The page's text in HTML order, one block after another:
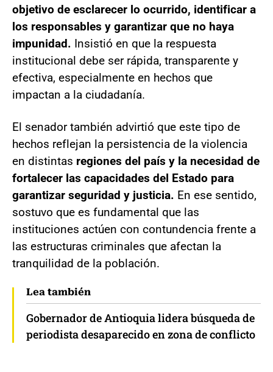
objetivo de esclarecer lo ocurrido, identificar a
los responsables y garantizar que no haya
impunidad. Insistió en que la respuesta
institucional debe ser rápida, transparente y
efectiva, especialmente en hechos que
impactan a la ciudadanía.
El senador también advirtió que este tipo de
hechos reflejan la persistencia de la violencia
en distintas regiones del país y la necesidad de
fortalecer las capacidades del Estado para
garantizar seguridad y justicia. En ese sentido,
sostuvo que es fundamental que las
instituciones actúen con contundencia frente a
las estructuras criminales que afectan la
tranquilidad de la población.
Lea también
Gobernador de Antioquia lidera búsqueda de
periodista desaparecido en zona de conflicto